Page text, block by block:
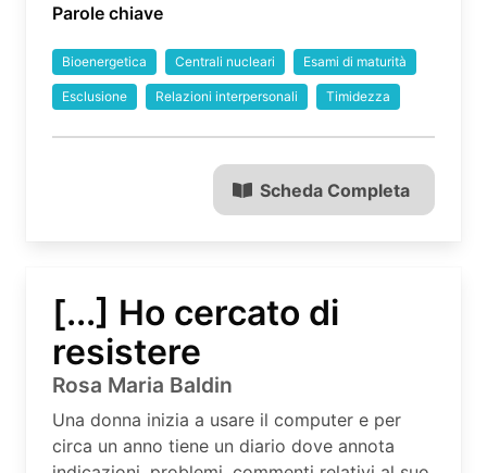
Parole chiave
Bioenergetica Centrali nucleari Esami di maturità
Esclusione Relazioni interpersonali Timidezza
Scheda Completa
[...] Ho cercato di
resistere
Rosa Maria Baldin
Una donna inizia a usare il computer e per
circa un anno tiene un diario dove annota